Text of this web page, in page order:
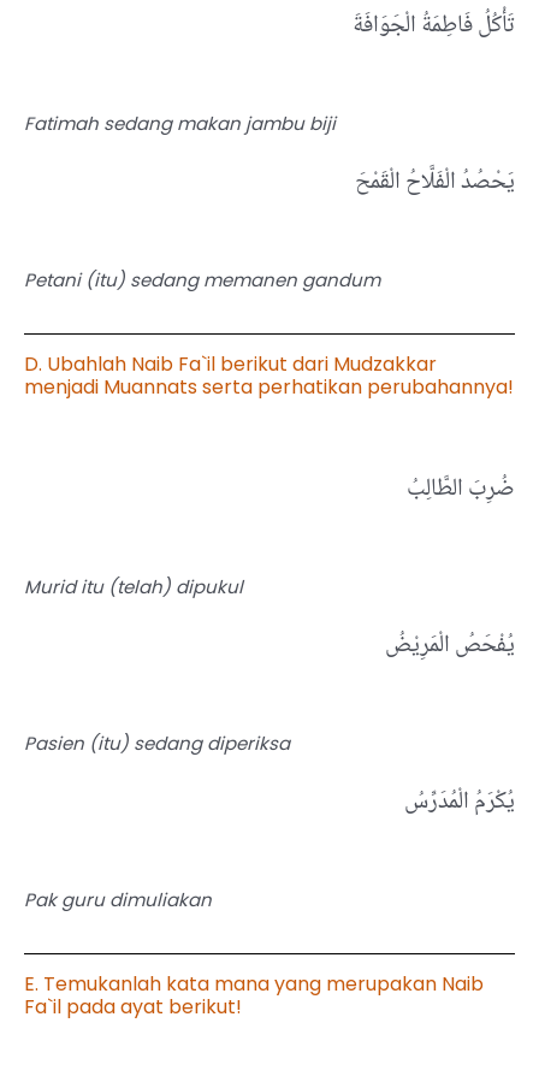
تَأْكُلُ فَاطِمَةُ الْجَوَافَةَ
Fatimah sedang makan jambu biji
يَحْصُدُ الْفَلَّاحُ الْقَمْحَ
Petani (itu) sedang memanen gandum
D. Ubahlah Naib Fa`il berikut dari Mudzakkar
menjadi Muannats serta perhatikan perubahannya!
ضُرِبَ الطَّالِبُ
Murid itu (telah) dipukul
يُفْحَصُ الْمَرِيْضُ
Pasien (itu) sedang diperiksa
يُكْرَمُ الْمُدَرِّسُ
Pak guru dimuliakan
E. Temukanlah kata mana yang merupakan Naib
Fa`il pada ayat berikut!